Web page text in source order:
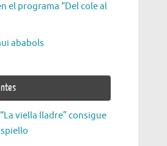
el programa “Del cole al
ababols
“La viella lladre” consigue